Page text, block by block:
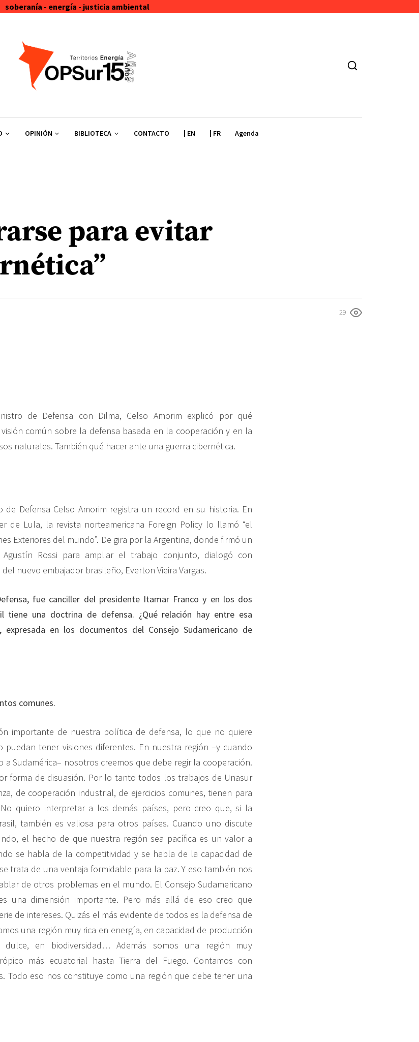
soberanía - energía - justicia ambiental
OPINIÓN BIBLIOTECA CONTACTO | EN | FR Agenda
para evitar
29
de Defensa con Dilma, Celso Amorim explicó por qué
común sobre la defensa basada en la cooperación y en la
naturales. También qué hacer ante una guerra cibernética.
Defensa Celso Amorim registra un record en su historia. En
de Lula, la revista norteamericana Foreign Policy lo llamó “el
Exteriores del mundo”. De gira por la Argentina, donde firmó un
Rossi para ampliar el trabajo conjunto, dialogó con
nuevo embajador brasileño, Everton Vieira Vargas.
fue canciller del presidente Itamar Franco y en los dos
tiene una doctrina de defensa. ¿Qué relación hay entre esa
en los documentos del Consejo Sudamericano de
comunes.
importante de nuestra política de defensa, lo que no quiere
puedan tener visiones diferentes. En nuestra región –y cuando
a Sudamérica– nosotros creemos que debe regir la cooperación.
forma de disuasión. Por lo tanto todos los trabajos de Unasur
de cooperación industrial, de ejercicios comunes, tienen para
quiero interpretar a los demás países, pero creo que, si la
también es valiosa para otros países. Cuando uno discute
el hecho de que nuestra región sea pacífica es un valor a
se habla de la competitividad y se habla de la capacidad de
trata de una ventaja formidable para la paz. Y eso también nos
de otros problemas en el mundo. El Consejo Sudamericano
una dimensión importante. Pero más allá de eso creo que
de intereses. Quizás el más evidente de todos es la defensa de
una región muy rica en energía, en capacidad de producción
en biodiversidad… Además somos una región muy
más ecuatorial hasta Tierra del Fuego. Contamos con
Todo eso nos constituye como una región que debe tener una